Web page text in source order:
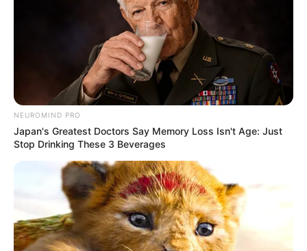
NT
Κατερίνα Φούκα
Δημοσίευση
30/05/2025, 20:22 · 8:22 ΜΜ
Τελευταία ενημέρωση
30/05/2025, 20:22 · 8:22 ΜΜ
Πολιτική
NEUROMIND PRO
Japan's Greatest Doctors Say Memory Loss Isn't Age: Just
Stop Drinking These 3 Beverages